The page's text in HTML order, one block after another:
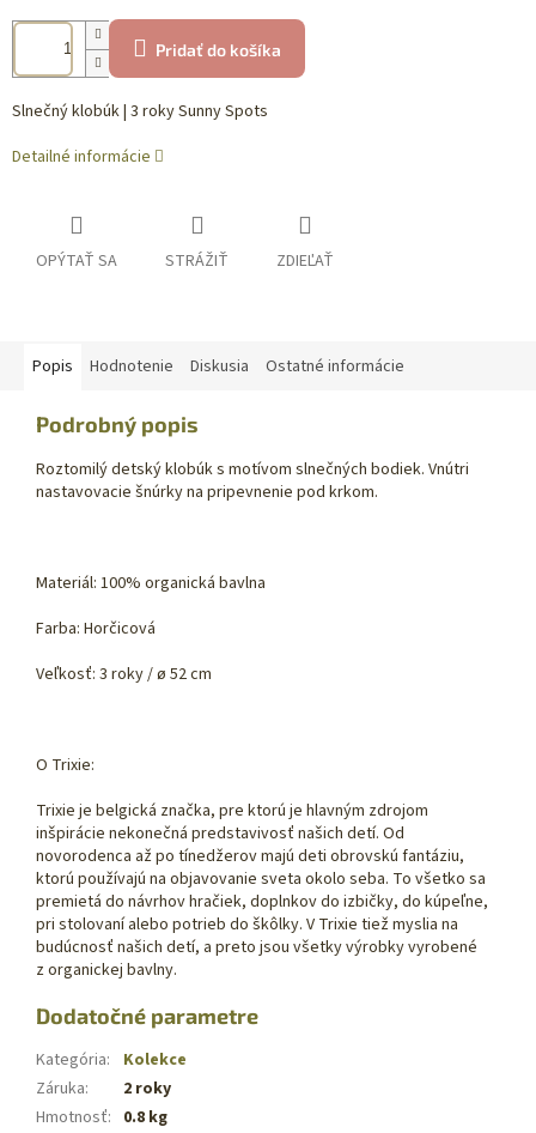
Pridať do košíka
Slnečný klobúk | 3 roky Sunny Spots
Detailné informácie
OPÝTAŤ SA STRÁŽIŤ ZDIEĽAŤ
Popis Hodnotenie Diskusia Ostatné informácie
Podrobný popis
Roztomilý detský klobúk s motívom slnečných bodiek. Vnútri
nastavovacie šnúrky na pripevnenie pod krkom.
Materiál: 100% organická bavlna
Farba: Horčicová
Veľkosť: 3 roky / ø 52 cm
O Trixie:
Trixie je belgická značka, pre ktorú je hlavným zdrojom
inšpirácie nekonečná predstavivosť našich detí. Od
novorodenca až po tínedžerov majú deti obrovskú fantáziu,
ktorú používajú na objavovanie sveta okolo seba. To všetko sa
premietá do návrhov hračiek, doplnkov do izbičky, do kúpeľne,
pri stolovaní alebo potrieb do škôlky. V Trixie tiež myslia na
budúcnosť našich detí, a preto jsou všetky výrobky vyrobené
z organickej bavlny.
Dodatočné parametre
Kategória:
Kolekce
Záruka:
2 roky
Hmotnosť: 0.8 kg